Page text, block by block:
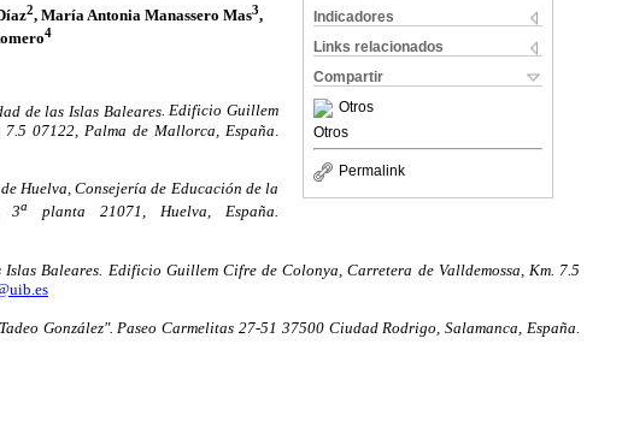
Indicadores
Links relacionados
Compartir
Otros
Otros
Permalink
2, María Antonia Manassero Mas3,
4
de las Islas Baleares. Edificio Guillem
07122, Palma de Mallorca, España
Huelva, Consejería de Educación de la
3a
planta 21071, Huelva, España.
Baleares . Edificio Guillem Cifre de Colonya, Carretera de Valldemossa, Km. 7.5
González". Paseo Carmelitas 27-51 37500 Ciudad Rodrigo, Salamanca, España.